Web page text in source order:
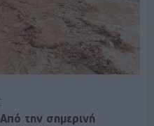
την σημερινή